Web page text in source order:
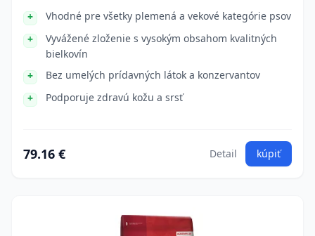
Vhodné pre všetky plemená a vekové kategórie psov
Vyvážené zloženie s vysokým obsahom kvalitných
bielkovín
Bez umelých prídavných látok a konzervantov
Podporuje zdravú kožu a srsť
79.16 € Detail kúpiť